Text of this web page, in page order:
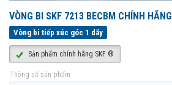
VÒNG BI SKF 7213 BECBM CHÍNH HÃNG
Vòng bi tiếp xúc góc 1 dãy
Sản phẩm chính hãng SKF ®
Thông số sản phẩm